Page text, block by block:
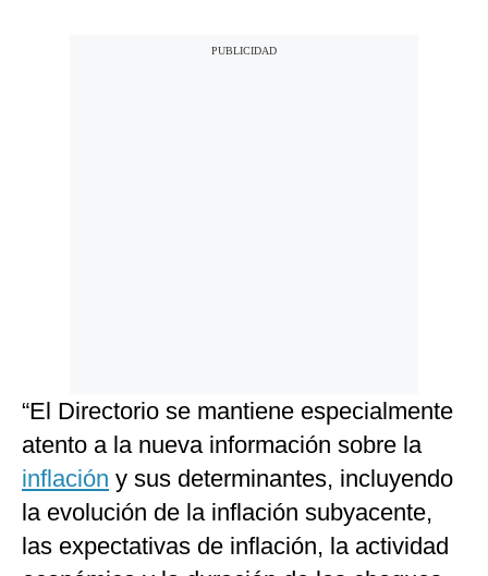
“El Directorio se mantiene especialmente
atento a la nueva información sobre la
inflación y sus determinantes, incluyendo
la evolución de la inflación subyacente,
las expectativas de inflación, la actividad